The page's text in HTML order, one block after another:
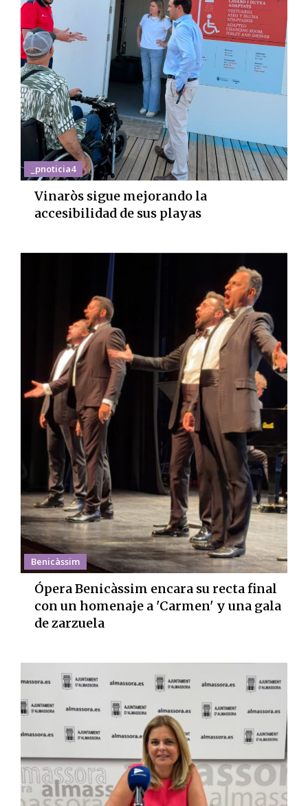
_pnoticia4
Vinaròs sigue mejorando la
accesibilidad de sus playas
Benicàssim
Ópera Benicàssim encara su recta final
con un homenaje a 'Carmen' y una gala
de zarzuela